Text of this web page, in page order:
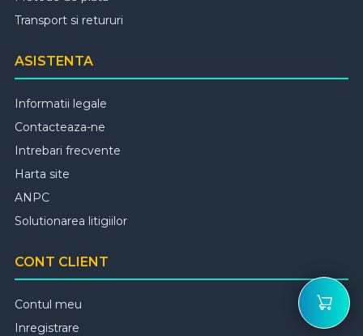
Transport si retururi
ASISTENTA
Informatii legale
Contacteaza-ne
Intrebari frecvente
Harta site
ANPC
Solutionarea litigiilor
CONT CLIENT
Contul meu
Inregistrare